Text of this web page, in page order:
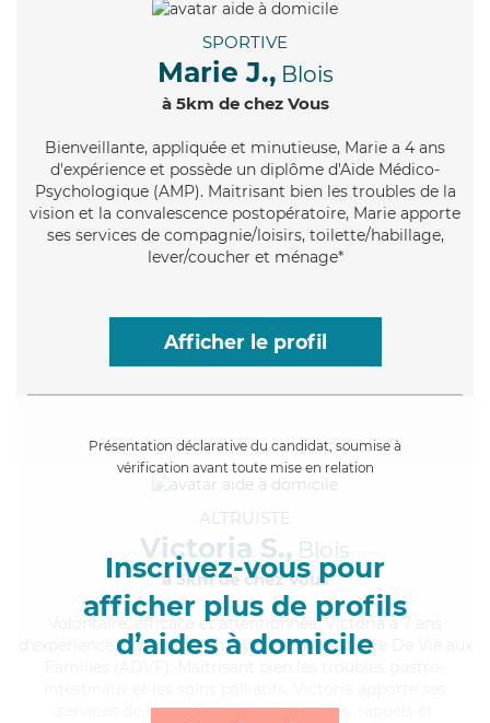
SPORTIVE
Marie J., Blois
à 5km de chez Vous
Bienveillante, appliquée et minutieuse, Marie a 4 ans
d'expérience et possède un diplôme d'Aide Médico-
Psychologique (AMP). Maitrisant bien les troubles de la
vision et la convalescence postopératoire, Marie apporte
ses services de compagnie/loisirs, toilette/habillage,
lever/coucher et ménage*
Afficher le profil
Présentation déclarative du candidat, soumise à
vérification avant toute mise en relation
Inscrivez-vous pour
afficher plus de profils
d’aides à domicile
ALTRUISTE
Victoria S., Blois
à 5km de chez Vous
, efficace et attentionnée, Victoria a 7 ans
d'expérience et possède un diplôme d'Assistante De Vie aux
services de lessive/repassage, activités, rappels et